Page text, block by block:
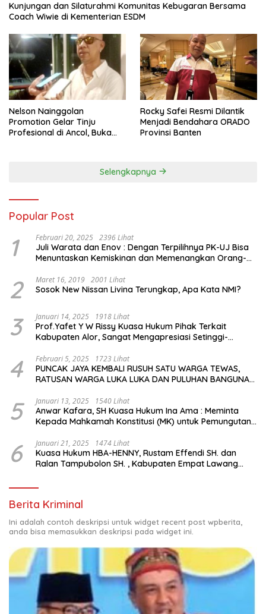
Kunjungan dan Silaturahmi Komunitas Kebugaran Bersama
Coach Wiwie di Kementerian ESDM
Nelson Nainggolan
Promotion Gelar Tinju
Profesional di Ancol, Buka
Rocky Safei Resmi Dilantik
Menjadi Bendahara ORADO
Provinsi Banten
Selengkapnya
Popular Post
1 Februari 20, 2025 2396 Lihat
Juli Warata dan Enov : Dengan Terpilihnya PK-UJ Bisa
Menuntaskan Kemiskinan dan Memenangkan Orang-
2 Maret 16, 2019 2001 Lihat
Sosok New Nissan Livina Terungkap, Apa Kata NMI?
3 Januari 14, 2025 1918 Lihat
Prof.Yafet Y W Rissy Kuasa Hukum Pihak Terkait
Kabupaten Alor, Sangat Mengapresiasi Setinggi-
dan Bapak Rey Mencabut Gugatannya ke MK
4 Februari 5, 2025 1723 Lihat
PUNCAK JAYA KEMBALI RUSUH SATU WARGA TEWAS,
RATUSAN WARGA LUKA LUKA DAN PULUHAN BANGUNAN
5 Januari 13, 2025 1540 Lihat
Anwar Kafara, SH Kuasa Hukum Ina Ama : Meminta
Kepada Mahkamah Konstitusi (MK) untuk Pemungutan
6 Januari 21, 2025 1474 Lihat
Kuasa Hukum HBA-HENNY, Rustam Effendi SH. dan
Ralan Tampubolon SH. , Kabupaten Empat Lawang
Berita Kriminal
Ini adalah contoh deskripsi untuk widget recent post wpberita,
anda bisa memasukkan deskripsi pada widget ini.